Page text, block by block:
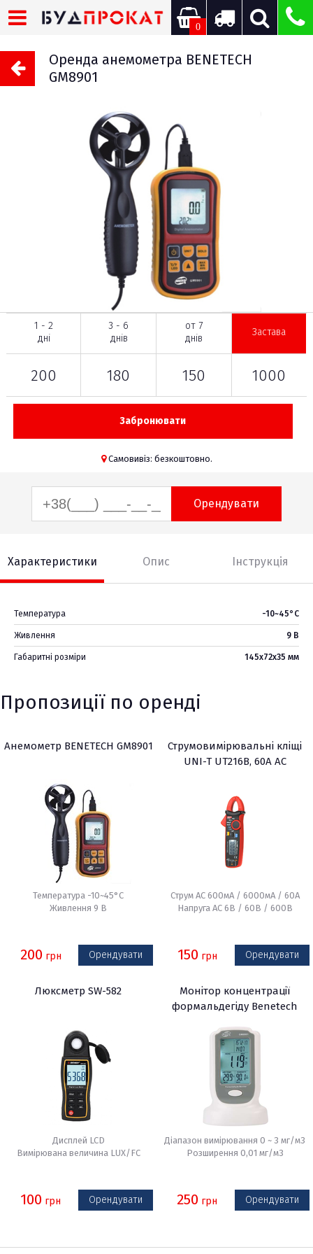
0
Оренда анемометра BENETECH
GM8901
1 - 2
дні
200
3 - 6
днів
180
от 7
днів
150
Застава
1000
Забронювати
Самовивіз: безкоштовно.
Орендувати
Характеристики Опис Інструкція
Температура -10~45°C
Живлення 9 В
Габаритні розміри 145х72х35 мм
Пропозиції по оренді
Анемометр BENETECH GM8901
Температура -10~45°C
Живлення 9 В
200 грн Орендувати
Струмовимірювальні кліщі
UNI-T UT216В, 60A AC
Струм AC 600мА / 6000мА / 60А
Напруга АС 6В / 60В / 600В
150 грн Орендувати
Люксметр SW-582
Дисплей LCD
Вимірювана величина LUX/FC
100 грн Орендувати
Монітор концентрації
формальдегіду Benetech
Діапазон вимірювання 0 ~ 3 мг/м3
Розширення 0,01 мг/м3
250 грн Орендувати